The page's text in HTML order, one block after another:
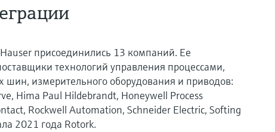
присоединились 13 компаний. Ее
технологий управления процессами,
шин, измерительного оборудования и приводов:
Hima Paul Hildebrandt, Honeywell Process
Rockwell Automation, Schneider Electric, Softing
2021 года Rotork.